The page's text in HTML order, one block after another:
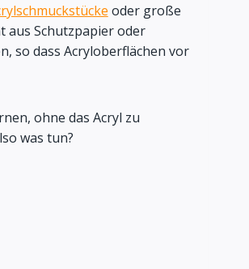
oder große
aus Schutzpapier oder
so dass Acryloberflächen vor
ohne das Acryl zu
was tun?